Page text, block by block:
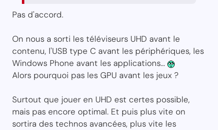
Pas d'accord.
On nous a sorti les téléviseurs UHD avant le
contenu, l'USB type C avant les périphériques, les
Windows Phone avant les applications...
Alors pourquoi pas les GPU avant les jeux ?
Surtout que jouer en UHD est certes possible,
mais pas encore optimal. Et puis plus vite on
sortira des technos avancées, plus vite les